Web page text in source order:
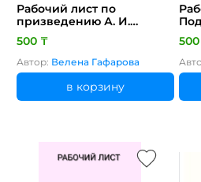
Рабочий лист по
призведению А. И.
Куприна, "Слон"
500 ₸
Автор: Велена Гафарова
в корзину